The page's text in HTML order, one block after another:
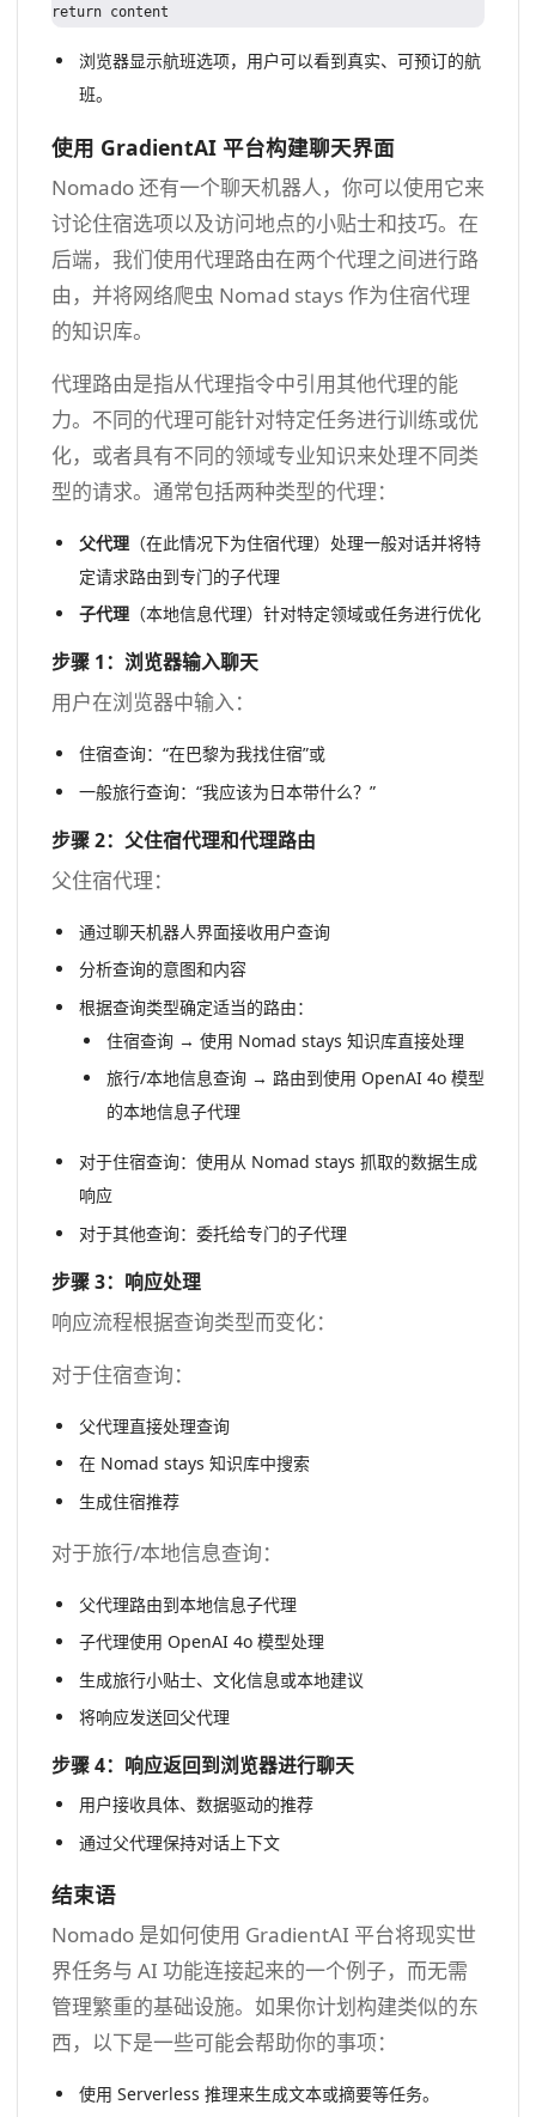
浏览器显示航班选项，用户可以看到真实、可预订的航
班。
使用 GradientAI 平台构建聊天界面
Nomado 还有一个聊天机器人，你可以使用它来
讨论住宿选项以及访问地点的小贴士和技巧。在
后端，我们使用代理路由在两个代理之间进行路
由，并将网络爬虫 Nomad stays 作为住宿代理
的知识库。
代理路由是指从代理指令中引用其他代理的能
力。不同的代理可能针对特定任务进行训练或优
化，或者具有不同的领域专业知识来处理不同类
型的请求。通常包括两种类型的代理：
父代理（在此情况下为住宿代理）处理一般对话并将特
定请求路由到专门的子代理
子代理（本地信息代理）针对特定领域或任务进行优化
步骤 1：浏览器输入聊天
用户在浏览器中输入：
住宿查询：“在巴黎为我找住宿”或
一般旅行查询：“我应该为日本带什么？”
步骤 2：父住宿代理和代理路由
父住宿代理：
通过聊天机器人界面接收用户查询
分析查询的意图和内容
根据查询类型确定适当的路由：
住宿查询 → 使用 Nomad stays 知识库直接处理
旅行/本地信息查询 → 路由到使用 OpenAI 4o 模型
的本地信息子代理
对于住宿查询：使用从 Nomad stays 抓取的数据生成
响应
对于其他查询：委托给专门的子代理
步骤 3：响应处理
响应流程根据查询类型而变化：
对于住宿查询：
父代理直接处理查询
在 Nomad stays 知识库中搜索
生成住宿推荐
对于旅行/本地信息查询：
父代理路由到本地信息子代理
子代理使用 OpenAI 4o 模型处理
生成旅行小贴士、文化信息或本地建议
将响应发送回父代理
步骤 4：响应返回到浏览器进行聊天
用户接收具体、数据驱动的推荐
通过父代理保持对话上下文
结束语
Nomado 是如何使用 GradientAI 平台将现实世
界任务与 AI 功能连接起来的一个例子，而无需
管理繁重的基础设施。如果你计划构建类似的东
西，以下是一些可能会帮助你的事项：
使用 Serverless 推理来生成文本或摘要等任务。